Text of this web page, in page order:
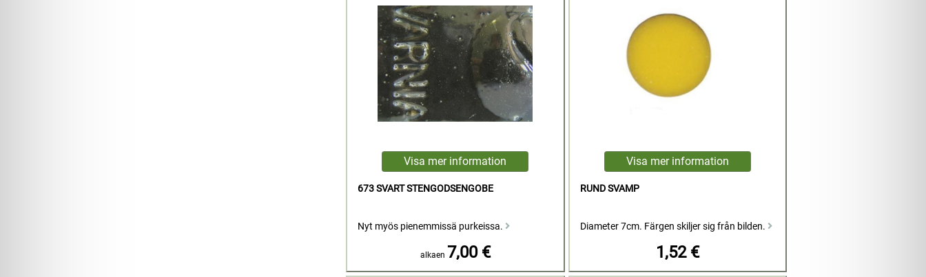
673 SVART STENGODSENGOBE
Nyt myös pienemmissä purkeissa.
alkaen 7,00 €
RUND SVAMP
Diameter 7cm. Färgen skiljer sig från bilden.
1,52 €